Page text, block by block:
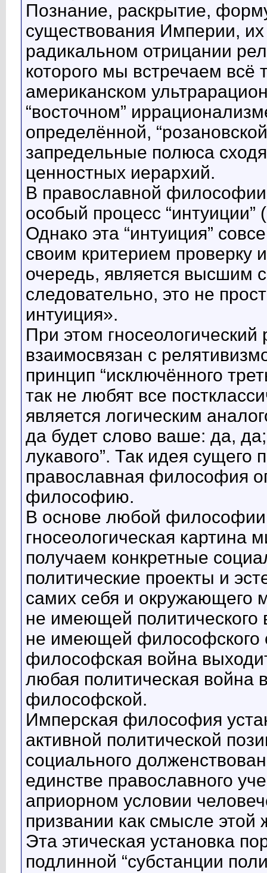
Познание, раскрытие,
существования Империи, их
радикальном отрицании
которого мы встречаем всё
американском
“восточном”
определённой,
запредельные полюса
ценностных иерархий.
В православной
особый процесс “интуиции”
Однако эта “интуиция”
своим критерием проверку
очередь, является высшим
следовательно, это не
интуиция».
При этом
взаимосвязан с
принцип “исключённого
так не любят все
является логическим
да будет слово ваше: да, да;
лукавого”. Так идея
православная философия
философию.
В основе любой
гносеологическая
получаем конкретные
политические проекты и
самих себя и окружающего
не имеющей политического
не имеющей философского
философская война
любая политическая война
философской.
Имперская философия
активной политической
социального
единстве православного
априорном условии
призвании как смысле этой
Эта этическая установка
подлинной “субстанции